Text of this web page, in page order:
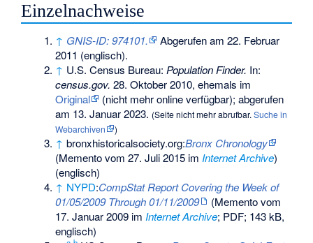
Einzelnachweise
↑ GNIS-ID: 974101.
Abgerufen am 22. Februar
2011 (englisch).
↑ U.S. Census Bureau: Population Finder. In:
census.gov. 28. Oktober 2010, ehemals im
Original
(nicht mehr online verfügbar); abgerufen
am 13. Januar 2023. (Seite nicht mehr abrufbar.Suche in
Webarchiven
)
↑ bronxhistoricalsociety.org:Bronx Chronology
(Mementovom 27. Juli 2015 im Internet Archive)
(englisch)
↑ NYPD:CompStat Report Covering the Week of
01/05/2009 Through 01/11/2009
(Mementovom
17. Januar 2009 im Internet Archive; PDF; 143 kB,
englisch)